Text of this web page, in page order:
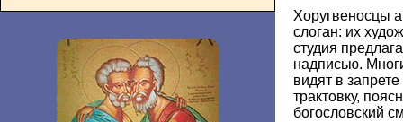
Хоругвеносцы
слоган: их
студия
надписью.
видят в
трактовку,
богословский